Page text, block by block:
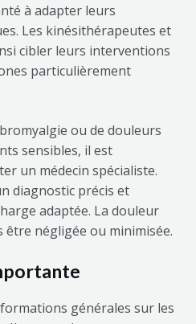
à adapter leurs
Les kinésithérapeutes et
cibler leurs interventions
particulièrement
ou de douleurs
sensibles, il est
un médecin spécialiste.
diagnostic précis et
adaptée. La douleur
négligée ou minimisée.
générales sur les